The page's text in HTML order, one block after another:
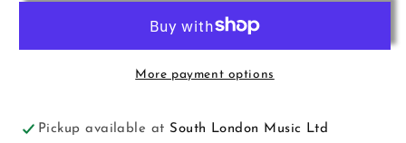
CD
Ensemble
CD
More payment options
Pickup available at South London Music Ltd